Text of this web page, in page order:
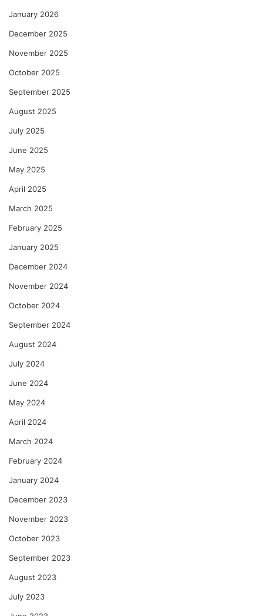
ल्हे
January 2026
December 2025
November 2025
October 2025
September 2025
August 2025
July 2025
June 2025
May 2025
April 2025
March 2025
February 2025
January 2025
December 2024
November 2024
October 2024
September 2024
August 2024
July 2024
June 2024
May 2024
April 2024
March 2024
February 2024
January 2024
December 2023
November 2023
October 2023
September 2023
August 2023
July 2023